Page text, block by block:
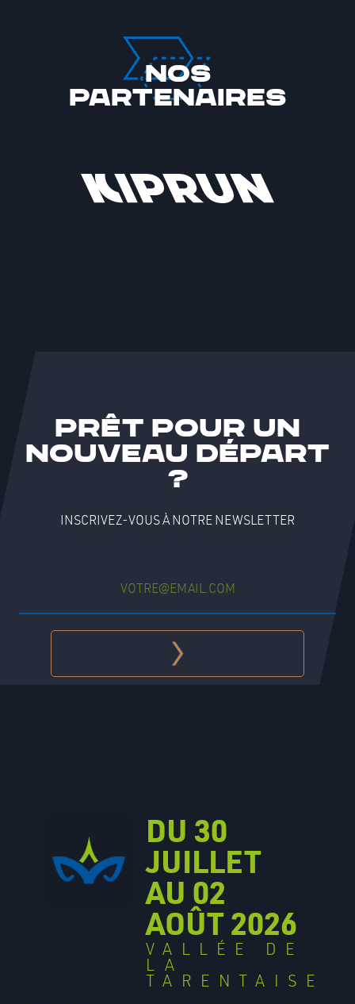
Nos
partenaires
Prêt pour un
nouveau départ
?
INSCRIVEZ-VOUS À NOTRE NEWSLETTER
DU 30
JUILLET
AU 02
AOÛT 2026
VALLÉE DE
LA
TARENTAISE